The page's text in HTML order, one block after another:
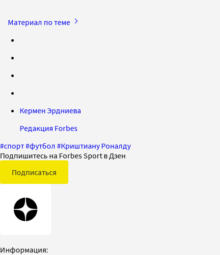
Материал по теме
Кермен Эрдниева
Редакция Forbes
#спорт#футбол #Криштиану Роналду
Подпишитесь на Forbes Sport в Дзен
Подписаться
Информация: